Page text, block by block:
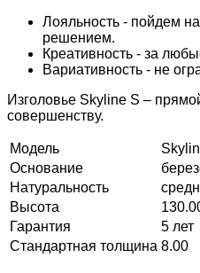
Лояльность - пойдем
решением.
Креативность - за
Вариативность - не
Изголовье Skyline S –
совершенству.
Модель
Основание
Натуральность
Высота
Гарантия
5 лет
Стандартная толщина 8.00